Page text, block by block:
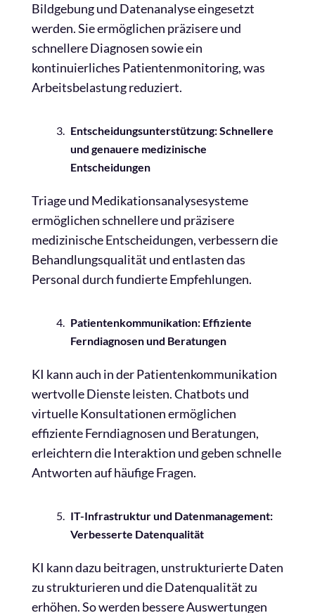
Bildgebung und Datenanalyse eingesetzt
werden. Sie ermöglichen präzisere und
schnellere Diagnosen sowie ein
kontinuierliches Patientenmonitoring, was
Arbeitsbelastung reduziert.
Entscheidungsunterstützung: Schnellere
und genauere medizinische
Entscheidungen
Triage und Medikationsanalysesysteme
ermöglichen schnellere und präzisere
medizinische Entscheidungen, verbessern die
Behandlungsqualität und entlasten das
Personal durch fundierte Empfehlungen.
Patientenkommunikation: Effiziente
Ferndiagnosen und Beratungen
KI kann auch in der Patientenkommunikation
wertvolle Dienste leisten. Chatbots und
virtuelle Konsultationen ermöglichen
effiziente Ferndiagnosen und Beratungen,
erleichtern die Interaktion und geben schnelle
Antworten auf häufige Fragen.
IT-Infrastruktur und Datenmanagement:
Verbesserte Datenqualität
KI kann dazu beitragen, unstrukturierte Daten
zu strukturieren und die Datenqualität zu
erhöhen. So werden bessere Auswertungen